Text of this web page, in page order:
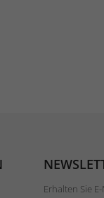
Erhalten Sie